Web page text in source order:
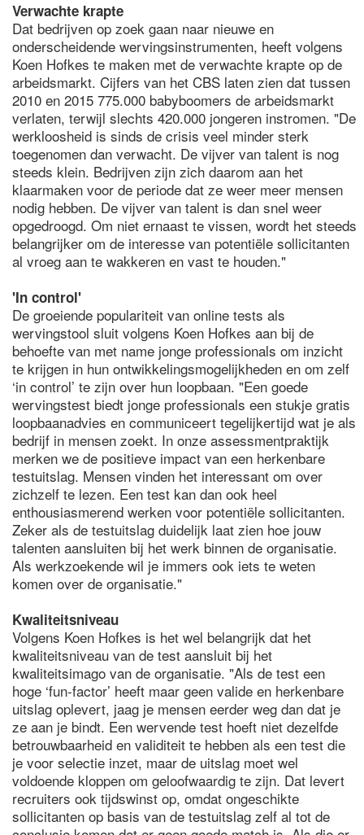
Verwachte krapte
Dat bedrijven op zoek gaan naar nieuwe en
onderscheidende wervingsinstrumenten, heeft volgens
Koen Hofkes te maken met de verwachte krapte op de
arbeidsmarkt. Cijfers van het CBS laten zien dat tussen
2010 en 2015 775.000 babyboomers de arbeidsmarkt
verlaten, terwijl slechts 420.000 jongeren instromen. "De
werkloosheid is sinds de crisis veel minder sterk
toegenomen dan verwacht. De vijver van talent is nog
steeds klein. Bedrijven zijn zich daarom aan het
klaarmaken voor de periode dat ze weer meer mensen
nodig hebben. De vijver van talent is dan snel weer
opgedroogd. Om niet ernaast te vissen, wordt het steeds
belangrijker om de interesse van potentiële sollicitanten
al vroeg aan te wakkeren en vast te houden."
'In control'
De groeiende populariteit van online tests als
wervingstool sluit volgens Koen Hofkes aan bij de
behoefte van met name jonge professionals om inzicht
te krijgen in hun ontwikkelingsmogelijkheden en om zelf
‘in control’ te zijn over hun loopbaan. "Een goede
wervingstest biedt jonge professionals een stukje gratis
loopbaanadvies en communiceert tegelijkertijd wat je als
bedrijf in mensen zoekt. In onze assessmentpraktijk
merken we de positieve impact van een herkenbare
testuitslag. Mensen vinden het interessant om over
zichzelf te lezen. Een test kan dan ook heel
enthousiasmerend werken voor potentiële sollicitanten.
Zeker als de testuitslag duidelijk laat zien hoe jouw
talenten aansluiten bij het werk binnen de organisatie.
Als werkzoekende wil je immers ook iets te weten
komen over de organisatie."
Kwaliteitsniveau
Volgens Koen Hofkes is het wel belangrijk dat het
kwaliteitsniveau van de test aansluit bij het
kwaliteitsimago van de organisatie. "Als de test een
hoge ‘fun-factor’ heeft maar geen valide en herkenbare
uitslag oplevert, jaag je mensen eerder weg dan dat je
ze aan je bindt. Een wervende test hoeft niet dezelfde
betrouwbaarheid en validiteit te hebben als een test die
je voor selectie inzet, maar de uitslag moet wel
voldoende kloppen om geloofwaardig te zijn. Dat levert
recruiters ook tijdswinst op, omdat ongeschikte
sollicitanten op basis van de testuitslag zelf al tot de